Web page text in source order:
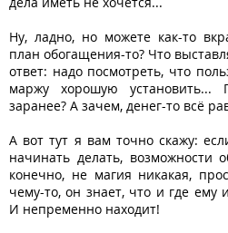
Ну, ладно, но можете как-то
план обогащения-то? Что
ответ: надо посмотреть, что
маржу хорошую
заранее? А зачем, денег-то всё
А вот тут я вам точно скажу:
начинать делать, возможности
конечно, не магия никакая,
чему-то, он знает, что и где ему
И непременно находит!